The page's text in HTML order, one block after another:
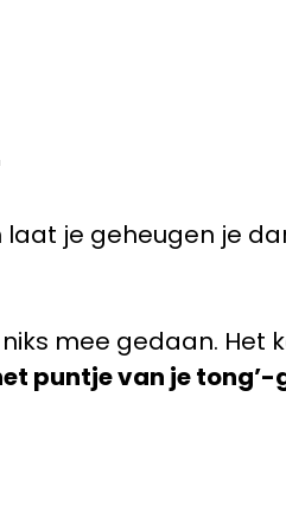
je geheugen je
mee gedaan. Het
puntje van je tong’-